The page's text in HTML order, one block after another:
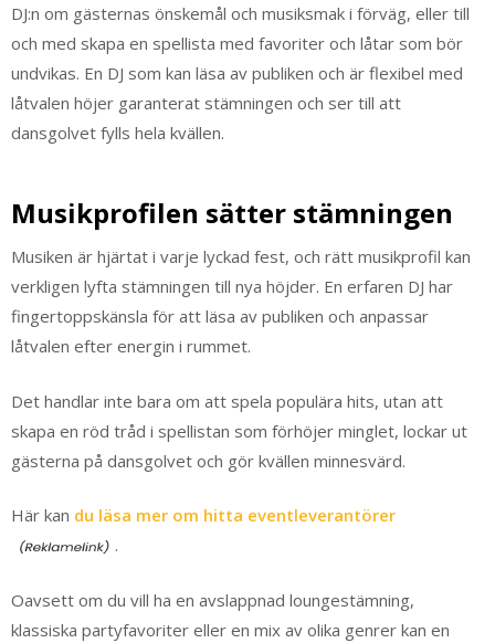
DJ:n om gästernas önskemål och musiksmak i förväg, eller till
och med skapa en spellista med favoriter och låtar som bör
undvikas. En DJ som kan läsa av publiken och är flexibel med
låtvalen höjer garanterat stämningen och ser till att
dansgolvet fylls hela kvällen.
Musikprofilen sätter stämningen
Musiken är hjärtat i varje lyckad fest, och rätt musikprofil kan
verkligen lyfta stämningen till nya höjder. En erfaren DJ har
fingertoppskänsla för att läsa av publiken och anpassar
låtvalen efter energin i rummet.
Det handlar inte bara om att spela populära hits, utan att
skapa en röd tråd i spellistan som förhöjer minglet, lockar ut
gästerna på dansgolvet och gör kvällen minnesvärd.
Här kan du läsa mer om hitta eventleverantörer
.
Oavsett om du vill ha en avslappnad loungestämning,
klassiska partyfavoriter eller en mix av olika genrer kan en